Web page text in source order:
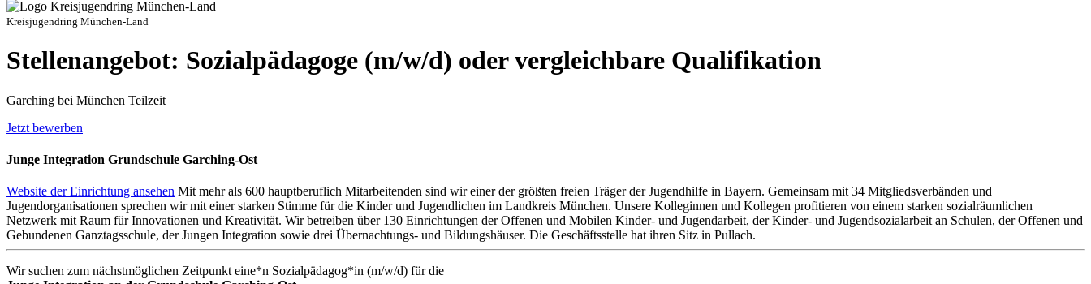
Kreisjugendring München-Land
Stellenangebot: Sozialpädagoge (m/w/d) oder vergleichbare Qualifikation
Garching bei München Teilzeit
Jetzt bewerben
Junge Integration Grundschule Garching-Ost
Website der Einrichtung ansehen Mit mehr als 600 hauptberuflich Mitarbeitenden sind wir einer der größten freien Träger der Jugendhilfe in Bayern. Gemeinsam mit 34 Mitgliedsverbänden und
Jugendorganisationen sprechen wir mit einer starken Stimme für die Kinder und Jugendlichen im Landkreis München. Unsere Kolleginnen und Kollegen profitieren von einem starken sozialräumlichen
Netzwerk mit Raum für Innovationen und Kreativität. Wir betreiben über 130 Einrichtungen der Offenen und Mobilen Kinder- und Jugendarbeit, der Kinder- und Jugendsozialarbeit an Schulen, der Offenen und
Gebundenen Ganztagsschule, der Jungen Integration sowie drei Übernachtungs- und Bildungshäuser. Die Geschäftsstelle hat ihren Sitz in Pullach.
Wir suchen zum nächstmöglichen Zeitpunkt eine*n Sozialpädagog*in (m/w/d) für die